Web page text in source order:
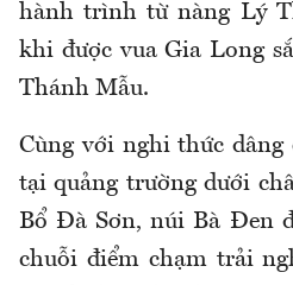
hành trình từ nàng Lý
khi được vua Gia Long
Thánh Mẫu.
Cùng với nghi thức
tại quảng trường dưới
Bổ Đà Sơn, núi Bà Đen
chuỗi điểm chạm trải